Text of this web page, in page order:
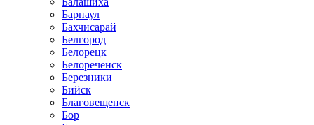
Барнаул
Бахчисарай
Белгород
Белорецк
Белореченск
Березники
Бийск
Благовещенск
Бор